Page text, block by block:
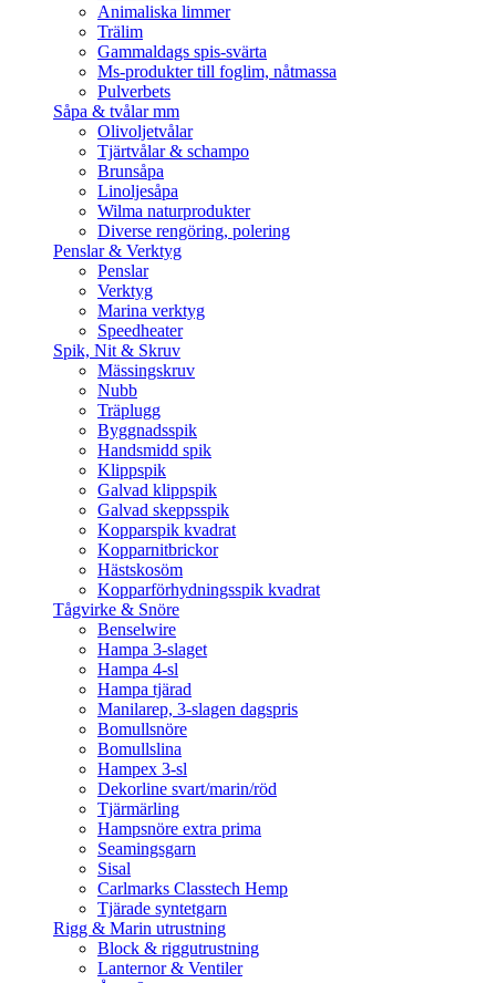
Animaliska limmer
Trälim
Gammaldags spis-svärta
Ms-produkter till foglim, nåtmassa
Pulverbets
Såpa & tvålar mm
Olivoljetvålar
Tjärtvålar & schampo
Brunsåpa
Linoljesåpa
Wilma naturprodukter
Diverse rengöring, polering
Penslar & Verktyg
Penslar
Verktyg
Marina verktyg
Speedheater
Spik, Nit & Skruv
Mässingskruv
Nubb
Träplugg
Byggnadsspik
Handsmidd spik
Klippspik
Galvad klippspik
Galvad skeppsspik
Kopparspik kvadrat
Kopparnitbrickor
Hästskosöm
Kopparförhydningsspik kvadrat
Tågvirke & Snöre
Benselwire
Hampa 3-slaget
Hampa 4-sl
Hampa tjärad
Manilarep, 3-slagen dagspris
Bomullsnöre
Bomullslina
Hampex 3-sl
Dekorline svart/marin/röd
Tjärmärling
Hampsnöre extra prima
Seamingsgarn
Sisal
Carlmarks Classtech Hemp
Tjärade syntetgarn
Rigg & Marin utrustning
Block & riggutrustning
Lanternor & Ventiler